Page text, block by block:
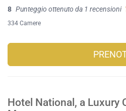
8 Punteggio ottenuto da 1 recensioni
334 Camere
Hotel National, a Luxury